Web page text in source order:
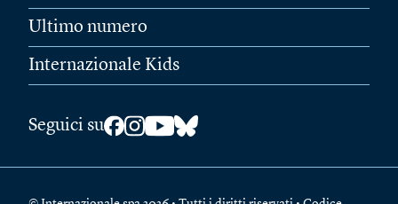
Ultimo numero
Internazionale Kids
Seguici su